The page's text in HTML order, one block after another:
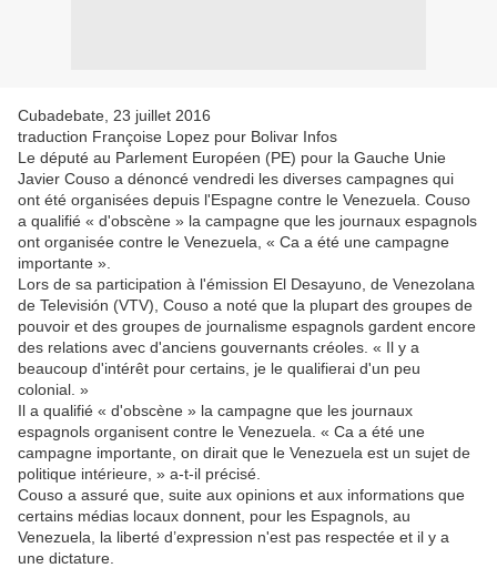
Cubadebate, 23 juillet 2016
traduction Françoise Lopez pour Bolivar Infos
Le député au Parlement Européen (PE) pour la Gauche Unie
Javier Couso a dénoncé vendredi les diverses campagnes qui
ont été organisées depuis l'Espagne contre le Venezuela. Couso
a qualifié « d'obscène » la campagne que les journaux espagnols
ont organisée contre le Venezuela, « Ca a été une campagne
importante ».
Lors de sa participation à l'émission El Desayuno, de Venezolana
de Televisión (VTV), Couso a noté que la plupart des groupes de
pouvoir et des groupes de journalisme espagnols gardent encore
des relations avec d'anciens gouvernants créoles. « Il y a
beaucoup d'intérêt pour certains, je le qualifierai d'un peu
colonial. »
Il a qualifié « d'obscène » la campagne que les journaux
espagnols organisent contre le Venezuela. « Ca a été une
campagne importante, on dirait que le Venezuela est un sujet de
politique intérieure, » a-t-il précisé.
Couso a assuré que, suite aux opinions et aux informations que
certains médias locaux donnent, pour les Espagnols, au
Venezuela, la liberté d’expression n'est pas respectée et il y a
une dictature.